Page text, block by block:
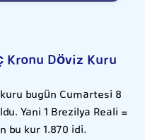
Döviz Kuru
bugün Cumartesi 8
Yani 1 Brezilya Reali =
bu kur 1.870 idi.